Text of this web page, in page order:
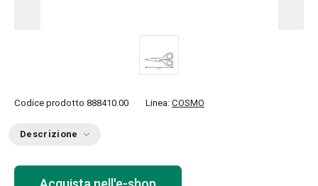
Codice prodotto 888410.00 Linea: COSMO
Descrizione